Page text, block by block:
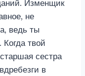
Изменщик
не
ведь ты
твой
сестра
в